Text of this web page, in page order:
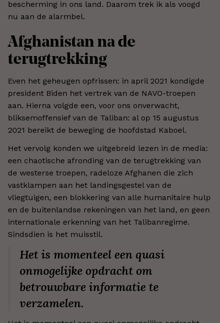
bescherming in ons land. Daarom trek ik als voogd
nu aan de alarmbel.
Afghanistan na de
terugtrekking
Even het geheugen opfrissen: in april 2021 kondigde
president Biden het vertrek van de NAVO-troepen
aan. Hierna volgde een, voor ons onverwacht,
bliksemoffensief van de Taliban: al op 15 augustus
2021 bereikt de beweging de hoofdstad Kaboel.
Het vervolg konden we uitgebreid lezen in de media:
een chaotische afronding van de terugtrekking van
de westerse troepen, radeloze Afghanen die zich
vastklampen aan het landingsgestel van de
vliegtuigen, een blokkering van alle humanitaire hulp
en de buitenlandse rekeningen van het land, en geen
internationale erkenning van het Talibanregime.
Sindsdien is het muisstil.
Het is momenteel een quasi
onmogelijke opdracht om
betrouwbare informatie te
verzamelen.